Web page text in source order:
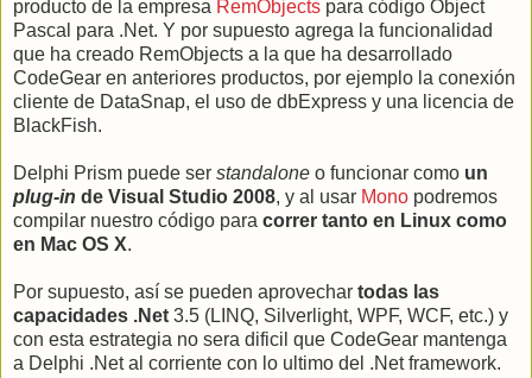
producto de la empresa RemObjects para código Object
Pascal para .Net. Y por supuesto agrega la funcionalidad
que ha creado RemObjects a la que ha desarrollado
CodeGear en anteriores productos, por ejemplo la conexión
cliente de DataSnap, el uso de dbExpress y una licencia de
BlackFish.
Delphi Prism puede ser standalone o funcionar como un
plug-in de Visual Studio 2008, y al usar Mono podremos
compilar nuestro código para correr tanto en Linux como
en Mac OS X.
Por supuesto, así se pueden aprovechar todas las
capacidades .Net 3.5 (LINQ, Silverlight, WPF, WCF, etc.) y
con esta estrategia no sera dificil que CodeGear mantenga
a Delphi .Net al corriente con lo ultimo del .Net framework.